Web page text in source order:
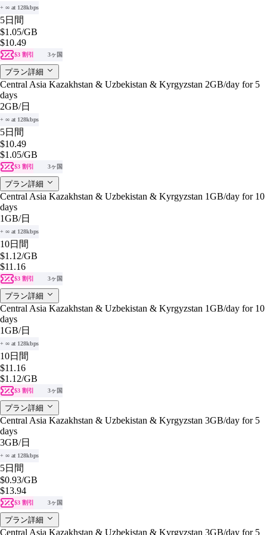
+ ∞ at 128kbps
5日間
$1.05/GB
$10.49
$3 割引 3ヶ国
プラン詳細
Central Asia Kazakhstan & Uzbekistan & Kyrgyzstan 2GB/day for 5
days
2GB/日
+ ∞ at 128kbps
5日間
$10.49
$1.05/GB
$3 割引 3ヶ国
プラン詳細
Central Asia Kazakhstan & Uzbekistan & Kyrgyzstan 1GB/day for 10
days
1GB/日
+ ∞ at 128kbps
10日間
$1.12/GB
$11.16
$3 割引 3ヶ国
プラン詳細
Central Asia Kazakhstan & Uzbekistan & Kyrgyzstan 1GB/day for 10
days
1GB/日
+ ∞ at 128kbps
10日間
$11.16
$1.12/GB
$3 割引 3ヶ国
プラン詳細
Central Asia Kazakhstan & Uzbekistan & Kyrgyzstan 3GB/day for 5
days
3GB/日
+ ∞ at 128kbps
5日間
$0.93/GB
$13.94
$3 割引 3ヶ国
プラン詳細
Central Asia Kazakhstan & Uzbekistan & Kyrgyzstan 3GB/day for 5